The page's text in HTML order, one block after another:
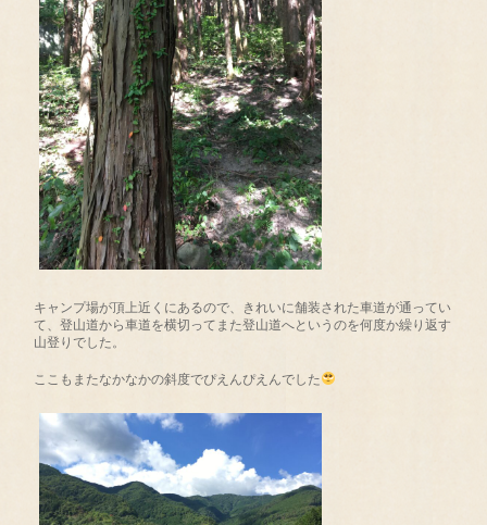
キャンプ場が頂上近くにあるので、きれいに舗装された車道が通ってい
て、登山道から車道を横切ってまた登山道へというのを何度か繰り返す
山登りでした。
ここもまたなかなかの斜度でぴえんぴえんでした